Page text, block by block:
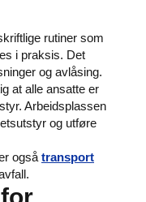
rutiner som
i praksis. Det
og avlåsing.
at alle ansatte er
Arbeidsplassen
og utføre
også transport